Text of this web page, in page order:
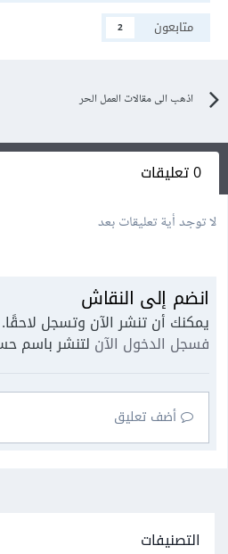
متابعون
2
اذهب الى مقالات العمل الحر
0 تعليقات
لا توجد أية تعليقات بعد
انضم إلى النقاش
يمكنك أن تنشر الآن وتسجل
فسجل الدخول الآن لتنشر باسم
أضف تعليق
التصنيفات